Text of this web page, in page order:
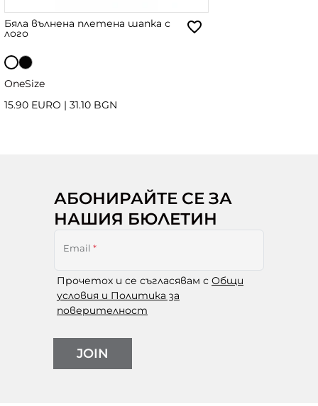
Бяла вълнена плетена шапка с
лого
OneSize
15.90 EURO | 31.10 BGN
АБОНИРАЙТЕ СЕ ЗА
НАШИЯ БЮЛЕТИН
Email *
Прочетох и се съгласявам с Общи
условия и Политика за
поверителност
JOIN